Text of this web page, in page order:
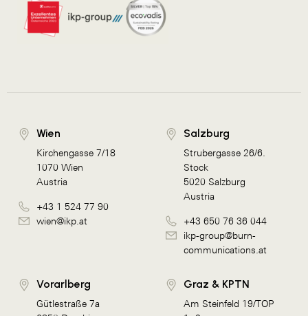
Wien
Kirchengasse 7/18
1070 Wien
Austria
+43 1 524 77 90
wien@ikp.at
Salzburg
Strubergasse 26/6.
Stock
5020 Salzburg
Austria
+43 650 76 36 044
ikp-group@burn-
communications.at
Vorarlberg
Gütlestraße 7a
Graz & KPTN
Am Steinfeld 19/TOP